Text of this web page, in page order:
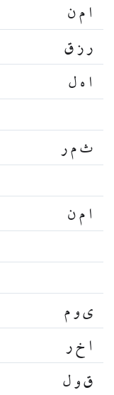
ا م ن
ر ز ق
ا ه ل
ث م ر
ا م ن
ي و م
ا خ ر
ق و ل